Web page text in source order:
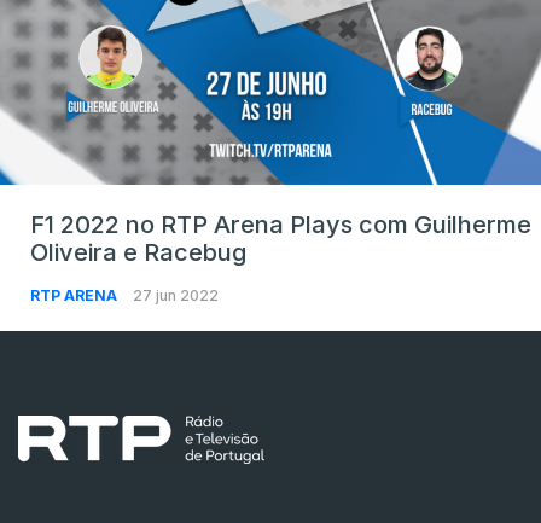
F1 2022 no RTP Arena Plays com Guilherme
Oliveira e Racebug
RTP ARENA 27 jun 2022